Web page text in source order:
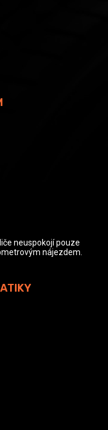
neuspokojí pouze
nájezdem.